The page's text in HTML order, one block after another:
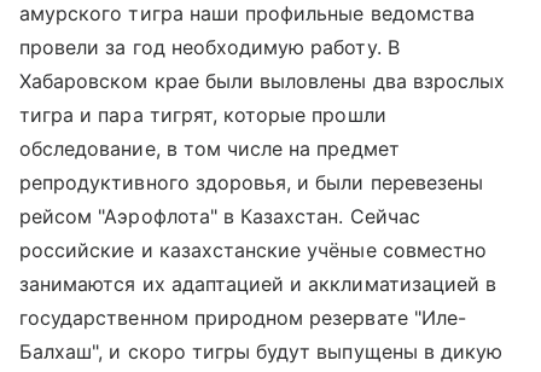
амурского тигра наши профильные ведомства
провели за год необходимую работу. В
Хабаровском крае были выловлены два взрослых
тигра и пара тигрят, которые прошли
обследование, в том числе на предмет
репродуктивного здоровья, и были перевезены
рейсом "Аэрофлота" в Казахстан. Сейчас
российские и казахстанские учёные совместно
занимаются их адаптацией и акклиматизацией в
государственном природном резервате "Иле-
Балхаш", и скоро тигры будут выпущены в дикую